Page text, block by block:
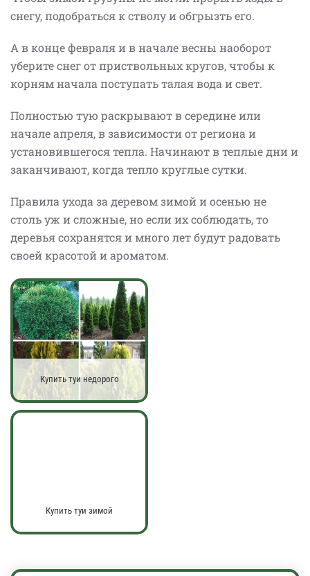
снегу, подобраться к стволу и обгрызть его.
А в конце февраля и в начале весны наоборот
уберите снег от приствольных кругов, чтобы к
корням начала поступать талая вода и свет.
Полностью тую раскрывают в середине или
начале апреля, в зависимости от региона и
установившегося тепла. Начинают в теплые дни и
заканчивают, когда тепло круглые сутки.
Правила ухода за деревом зимой и осенью не
столь уж и сложные, но если их соблюдать, то
деревья сохранятся и много лет будут радовать
своей красотой и ароматом.
Купить туи недорого
Купить туи зимой